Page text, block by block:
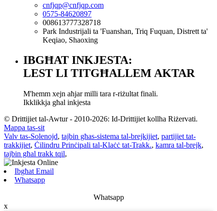
cnfjqp@cnfjqp.com
0575-84620897
008613777328718
Park Industrijali ta 'Fuanshan, Triq Fuquan, Distrett ta'
Keqiao, Shaoxing
IBGĦAT INKJESTA:
LEST LI TITGĦALLEM AKTAR
M'hemm xejn aħjar milli tara r-riżultat finali.
Ikklikkja għal inkjesta
© Drittijiet tal-Awtur - 2010-2026: Id-Drittijiet kollha Riżervati.
Mappa tas-sit
Valv tas-Solenojd, tajbin għas-sistema tal-brejkijiet, partijiet tat-
trakkijiet, Ċilindru Prinċipali tal-Klaċċ tat-Trakk., kamra tal-brejk,
tajbin għal trakk tqil,
Ibgħat Email
Whatsapp
Whatsapp
x